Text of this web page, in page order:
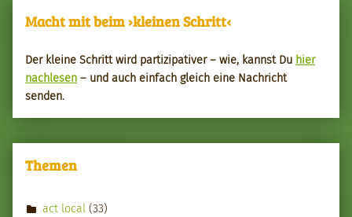
Macht mit beim ›kleinen Schritt‹
Der kleine Schritt wird par­tizipa­tiv­er – wie, kannst Du hier
nach­le­sen – und auch ein­fach gle­ich eine Nachricht
senden.
Themen
act local (33)